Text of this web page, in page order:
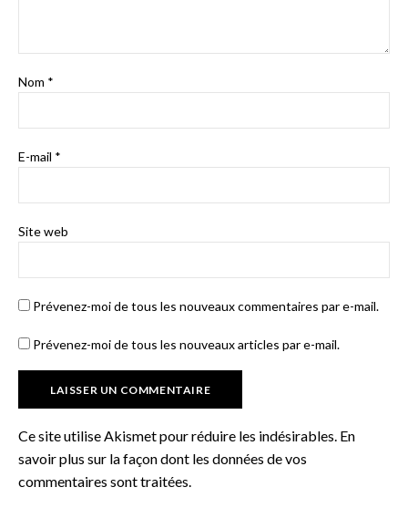
Nom *
E-mail *
Site web
Prévenez-moi de tous les nouveaux commentaires par e-mail.
Prévenez-moi de tous les nouveaux articles par e-mail.
Ce site utilise Akismet pour réduire les indésirables. En
savoir plus sur la façon dont les données de vos
commentaires sont traitées.